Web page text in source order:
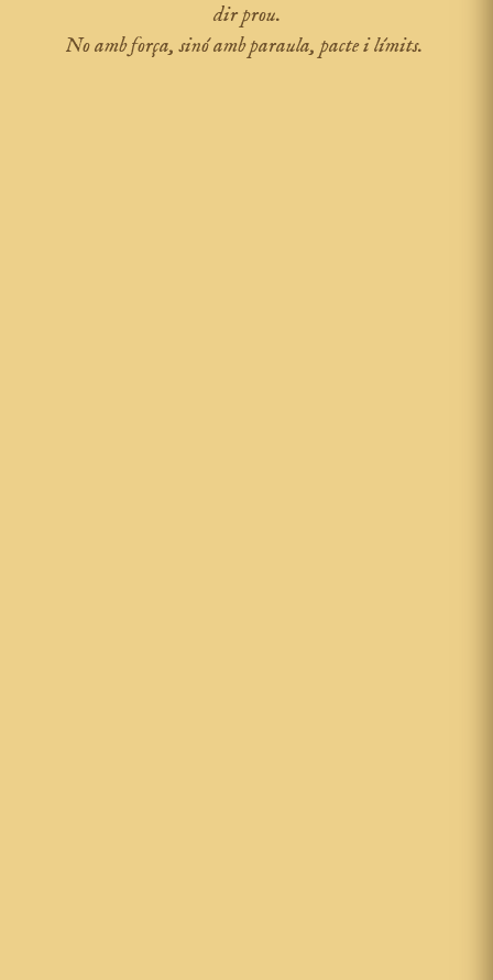
dir prou.
No amb força, sinó amb paraula, pacte i límits.